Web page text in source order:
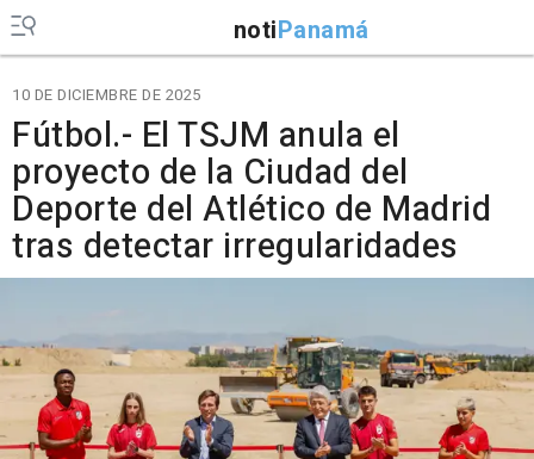
notiPanamá
10 DE DICIEMBRE DE 2025
Fútbol.- El TSJM anula el
proyecto de la Ciudad del
Deporte del Atlético de Madrid
tras detectar irregularidades